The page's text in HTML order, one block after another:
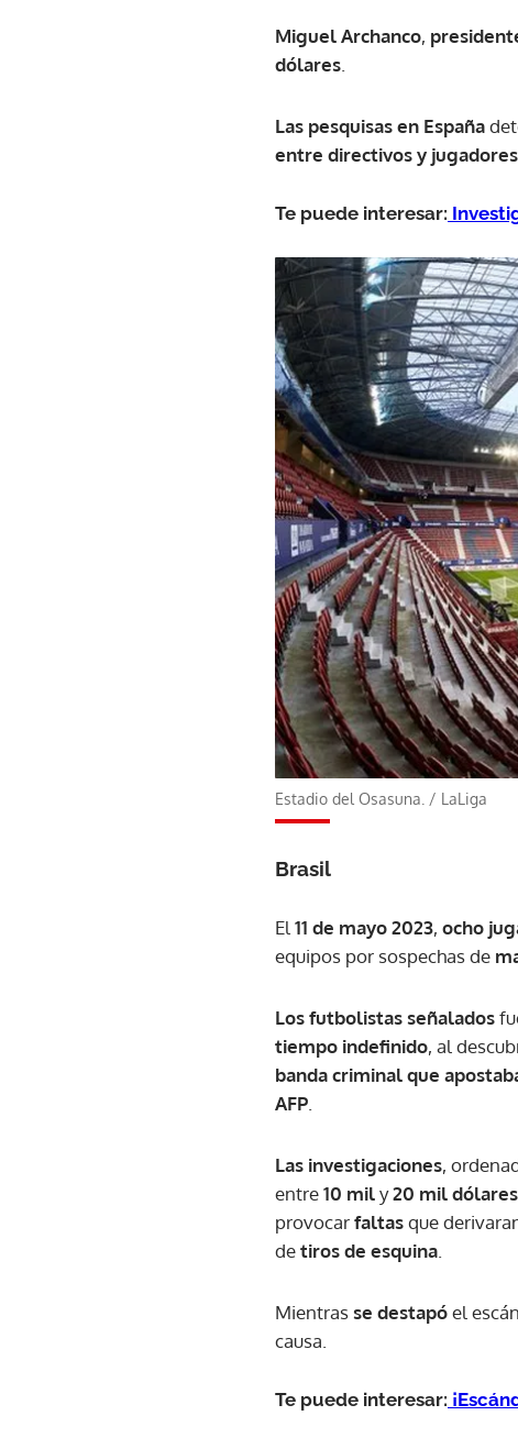
Miguel Archanco,
dólares
Las pesquisas en España
entre directivos y jugadores
Te puede interesar:
Estadio del Osasuna. / LaLiga
Brasil
El11 de mayo 2023, ocho
equipos por sospechas de
Los futbolistas señalados
tiempo indefinido, al
banda criminal que
AFP.
Las investigaciones,
entre10 mily20 mil dólares
provocarfaltasque
detiros de esquina.
Mientrasse destapóel
causa.
Te puede interesar: